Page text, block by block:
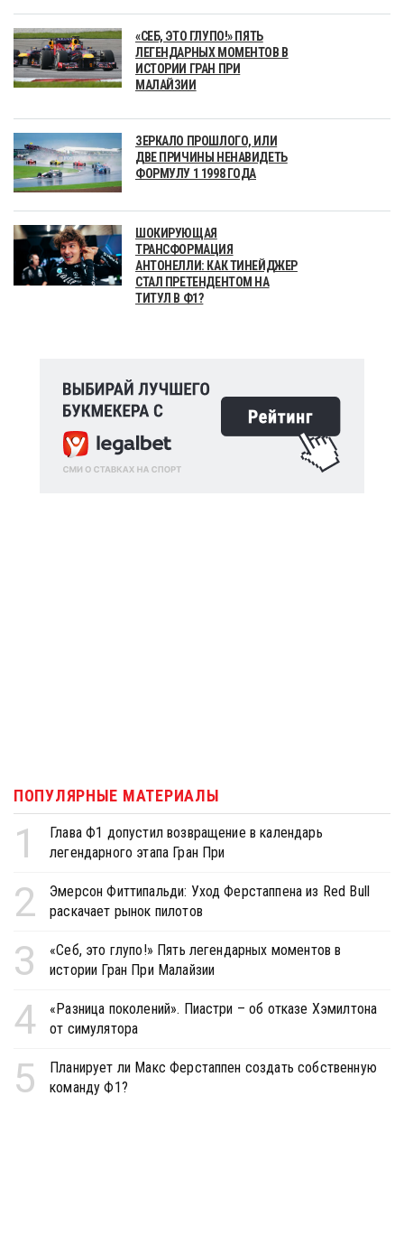
«СЕБ, ЭТО ГЛУПО!» ПЯТЬ
ЛЕГЕНДАРНЫХ МОМЕНТОВ В
ИСТОРИИ ГРАН ПРИ
МАЛАЙЗИИ
ЗЕРКАЛО ПРОШЛОГО, ИЛИ
ДВЕ ПРИЧИНЫ НЕНАВИДЕТЬ
ФОРМУЛУ 1 1998 ГОДА
ШОКИРУЮЩАЯ
ТРАНСФОРМАЦИЯ
АНТОНЕЛЛИ: КАК ТИНЕЙДЖЕР
СТАЛ ПРЕТЕНДЕНТОМ НА
ТИТУЛ В Ф1?
ПОПУЛЯРНЫЕ МАТЕРИАЛЫ
1
Глава Ф1 допустил возвращение в календарь
легендарного этапа Гран При
2
Эмерсон Фиттипальди: Уход Ферстаппена из Red Bull
раскачает рынок пилотов
3
«Себ, это глупо!» Пять легендарных моментов в
истории Гран При Малайзии
4
«Разница поколений». Пиастри – об отказе Хэмилтона
от симулятора
5
Планирует ли Макс Ферстаппен создать собственную
команду Ф1?